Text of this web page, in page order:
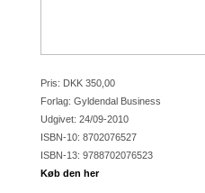
Pris: DKK 350,00
Forlag: Gyldendal Business
Udgivet: 24/09-2010
ISBN-10: 8702076527
ISBN-13: 9788702076523
Køb den her